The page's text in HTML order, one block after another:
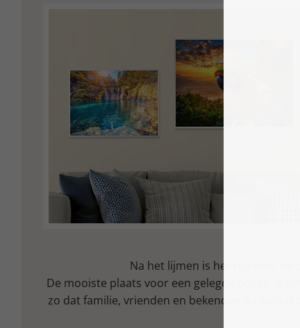
Na het lijmen is het tijd voor de
De mooiste plaats voor een gelegde puzzel is
zo dat familie, vrienden en bekenden de puzzel